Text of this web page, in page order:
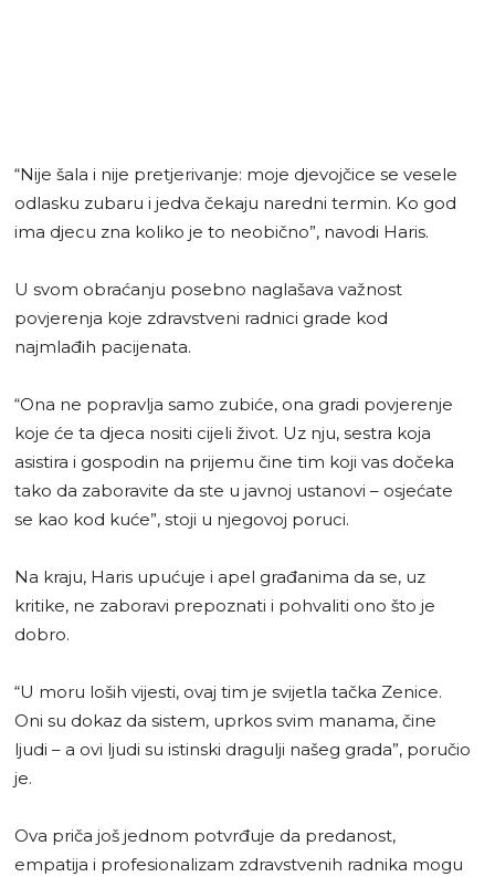
“Nije šala i nije pretjerivanje: moje djevojčice se vesele
odlasku zubaru i jedva čekaju naredni termin. Ko god
ima djecu zna koliko je to neobično”, navodi Haris.
U svom obraćanju posebno naglašava važnost
povjerenja koje zdravstveni radnici grade kod
najmlađih pacijenata.
“Ona ne popravlja samo zubiće, ona gradi povjerenje
koje će ta djeca nositi cijeli život. Uz nju, sestra koja
asistira i gospodin na prijemu čine tim koji vas dočeka
tako da zaboravite da ste u javnoj ustanovi – osjećate
se kao kod kuće”, stoji u njegovoj poruci.
Na kraju, Haris upućuje i apel građanima da se, uz
kritike, ne zaboravi prepoznati i pohvaliti ono što je
dobro.
“U moru loših vijesti, ovaj tim je svijetla tačka Zenice.
Oni su dokaz da sistem, uprkos svim manama, čine
ljudi – a ovi ljudi su istinski dragulji našeg grada”, poručio
je.
Ova priča još jednom potvrđuje da predanost,
empatija i profesionalizam zdravstvenih radnika mogu